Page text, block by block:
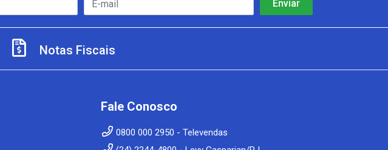
Notas Fiscais
Fale Conosco
0800 000 2950 - Televendas